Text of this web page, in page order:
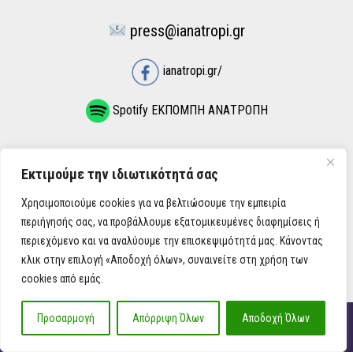
Εκτιμούμε την ιδιωτικότητά σας
Χρησιμοποιούμε cookies για να βελτιώσουμε την εμπειρία
περιήγησής σας, να προβάλλουμε εξατομικευμένες διαφημίσεις ή
περιεχόμενο και να αναλύουμε την επισκεψιμότητά μας. Κάνοντας
κλικ στην επιλογή «Αποδοχή όλων», συναινείτε στη χρήση των
cookies από εμάς.
Προσαρμογή Απόρριψη Όλων Αποδοχή Όλων
press@ianatropi.gr
ianatropi.gr/
Spotify ΕΚΠΟΜΠΗ ΑΝΑΤΡΟΠΗ
Χρήσιμοι Σύνδεσμοι
ΌΡΟΙ ΧΡΉΣΗΣ
ΠΟΛΙΤΙΚΉ ΑΠΟΡΡΉΤΟΥ
iAnatropi ©